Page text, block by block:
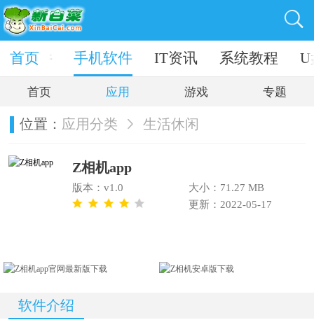
脑软件 手机软件 IT资讯 系统教程 U
首页
首页 应用 游戏 专题
位置： 应用分类 生活休闲
Z相机app
版本：v1.0
大小：71.27 MB
更新：2022-05-17
软件介绍